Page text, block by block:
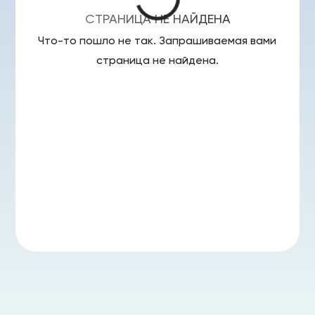
СТРАНИЦА НЕ НАЙДЕНА
Что-то пошло не так. Запрашиваемая вами
страница не найдена.